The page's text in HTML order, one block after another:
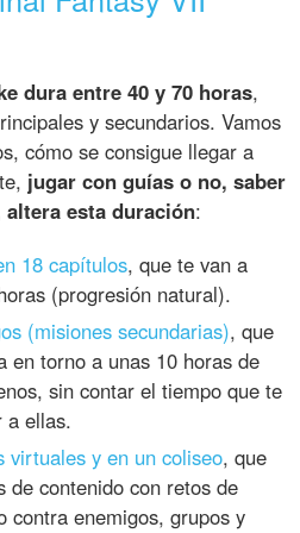
dura entre 40 y 70 horas,
y secundarios. Vamos
cómo se consigue llegar a
jugar con guías o no, saber
altera esta duración:
18 capítulos, que te van a
(progresión natural).
(misiones secundarias), que
en torno a unas 10 horas de
sin contar el tiempo que te
a ellas.
virtuales y en un coliseo, que
de contenido con retos de
contra enemigos, grupos y